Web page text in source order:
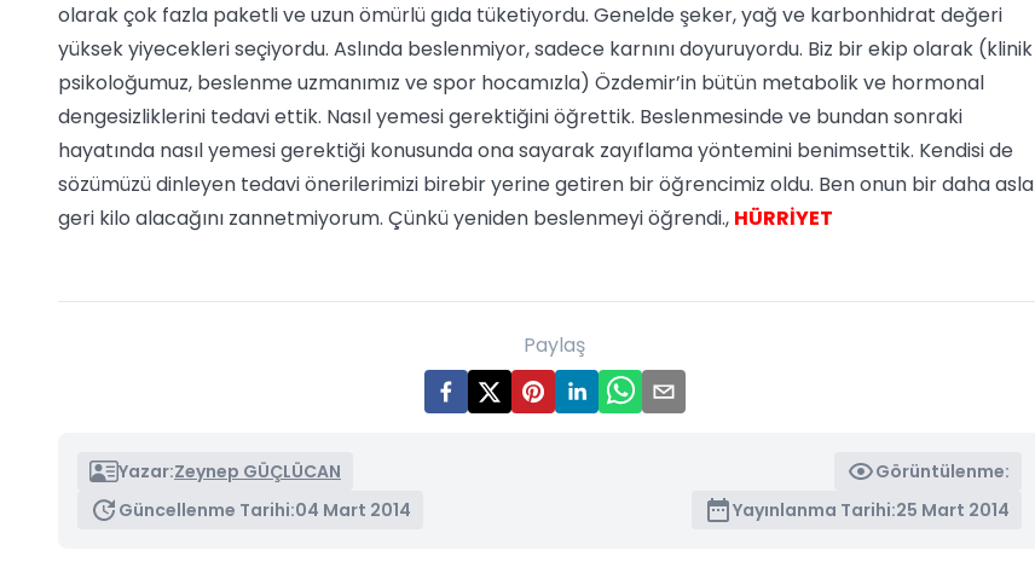
olarak çok fazla paketli ve uzun ömürlü gıda tüketiyordu. Genelde şeker, yağ ve karbonhidrat değeri
yüksek yiyecekleri seçiyordu. Aslında beslenmiyor, sadece karnını doyuruyordu. Biz bir ekip olarak (klinik
psikoloğumuz, beslenme uzmanımız ve spor hocamızla) Özdemir’in bütün metabolik ve hormonal
dengesizliklerini tedavi ettik. Nasıl yemesi gerektiğini öğrettik. Beslenmesinde ve bundan sonraki
hayatında nasıl yemesi gerektiği konusunda ona sayarak zayıflama yöntemini benimsettik. Kendisi de
sözümüzü dinleyen tedavi önerilerimizi birebir yerine getiren bir öğrencimiz oldu. Ben onun bir daha asla
geri kilo alacağını zannetmiyorum. Çünkü yeniden beslenmeyi öğrendi., HÜRRİYET
Paylaş
Yazar:Zeynep GÜÇLÜCAN
Görüntülenme:
Güncellenme Tarihi:04 Mart 2014 Yayınlanma Tarihi:25 Mart 2014